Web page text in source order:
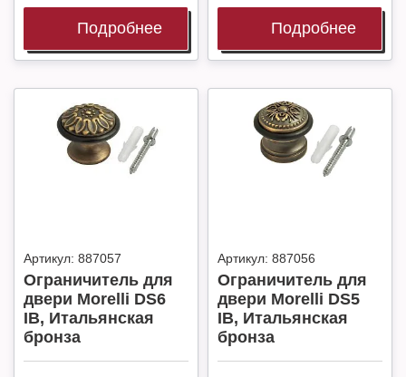
Подробнее Подробнее
Артикул: 887057
Ограничитель для
двери Morelli DS6
IB, Итальянская
бронза
Артикул: 887056
Ограничитель для
двери Morelli DS5
IB, Итальянская
бронза